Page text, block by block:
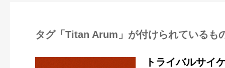
タグ「Titan Arum」が付けられているも
トライバルサイ